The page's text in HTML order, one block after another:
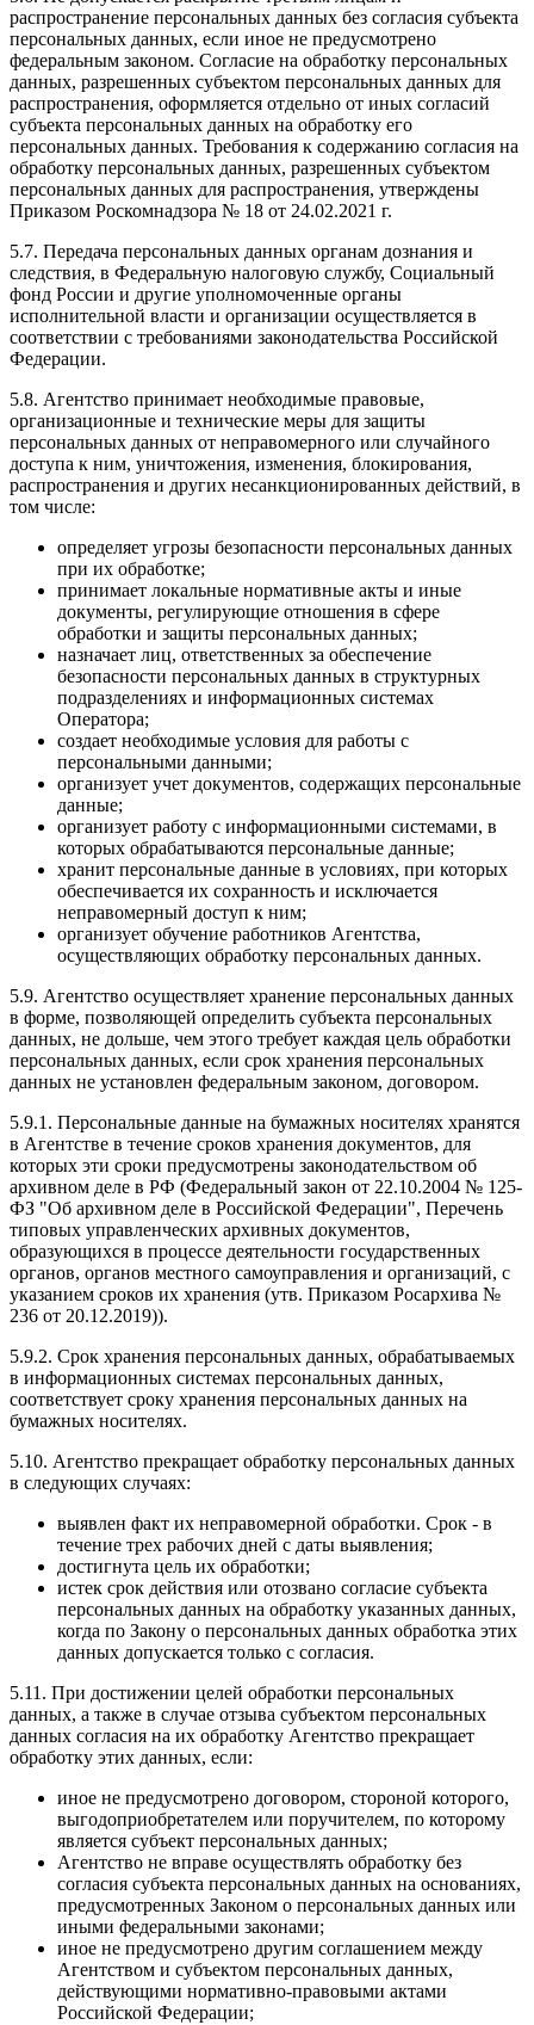
распространение персональных данных без согласия субъекта
персональных данных, если иное не предусмотрено
федеральным законом. Согласие на обработку персональных
данных, разрешенных субъектом персональных данных для
распространения, оформляется отдельно от иных согласий
субъекта персональных данных на обработку его
персональных данных. Требования к содержанию согласия на
обработку персональных данных, разрешенных субъектом
персональных данных для распространения, утверждены
Приказом Роскомнадзора № 18 от 24.02.2021 г.
5.7. Передача персональных данных органам дознания и
следствия, в Федеральную налоговую службу, Социальный
фонд России и другие уполномоченные органы
исполнительной власти и организации осуществляется в
соответствии с требованиями законодательства Российской
Федерации.
5.8. Агентство принимает необходимые правовые,
организационные и технические меры для защиты
персональных данных от неправомерного или случайного
доступа к ним, уничтожения, изменения, блокирования,
распространения и других несанкционированных действий, в
том числе:
определяет угрозы безопасности персональных данных
при их обработке;
принимает локальные нормативные акты и иные
документы, регулирующие отношения в сфере
обработки и защиты персональных данных;
назначает лиц, ответственных за обеспечение
безопасности персональных данных в структурных
подразделениях и информационных системах
Оператора;
создает необходимые условия для работы с
персональными данными;
организует учет документов, содержащих персональные
данные;
организует работу с информационными системами, в
которых обрабатываются персональные данные;
хранит персональные данные в условиях, при которых
обеспечивается их сохранность и исключается
неправомерный доступ к ним;
организует обучение работников Агентства,
осуществляющих обработку персональных данных.
5.9. Агентство осуществляет хранение персональных данных
в форме, позволяющей определить субъекта персональных
данных, не дольше, чем этого требует каждая цель обработки
персональных данных, если срок хранения персональных
данных не установлен федеральным законом, договором.
5.9.1. Персональные данные на бумажных носителях хранятся
в Агентстве в течение сроков хранения документов, для
которых эти сроки предусмотрены законодательством об
архивном деле в РФ (Федеральный закон от 22.10.2004 № 125-
ФЗ "Об архивном деле в Российской Федерации", Перечень
типовых управленческих архивных документов,
образующихся в процессе деятельности государственных
органов, органов местного самоуправления и организаций, с
указанием сроков их хранения (утв. Приказом Росархива №
236 от 20.12.2019)).
5.9.2. Срок хранения персональных данных, обрабатываемых
в информационных системах персональных данных,
соответствует сроку хранения персональных данных на
бумажных носителях.
5.10. Агентство прекращает обработку персональных данных
в следующих случаях:
выявлен факт их неправомерной обработки. Срок - в
течение трех рабочих дней с даты выявления;
достигнута цель их обработки;
истек срок действия или отозвано согласие субъекта
персональных данных на обработку указанных данных,
когда по Закону о персональных данных обработка этих
данных допускается только с согласия.
5.11. При достижении целей обработки персональных
данных, а также в случае отзыва субъектом персональных
данных согласия на их обработку Агентство прекращает
обработку этих данных, если:
иное не предусмотрено договором, стороной которого,
выгодоприобретателем или поручителем, по которому
является субъект персональных данных;
Агентство не вправе осуществлять обработку без
согласия субъекта персональных данных на основаниях,
предусмотренных Законом о персональных данных или
иными федеральными законами;
иное не предусмотрено другим соглашением между
Агентством и субъектом персональных данных,
действующими нормативно-правовыми актами
Российской Федерации;